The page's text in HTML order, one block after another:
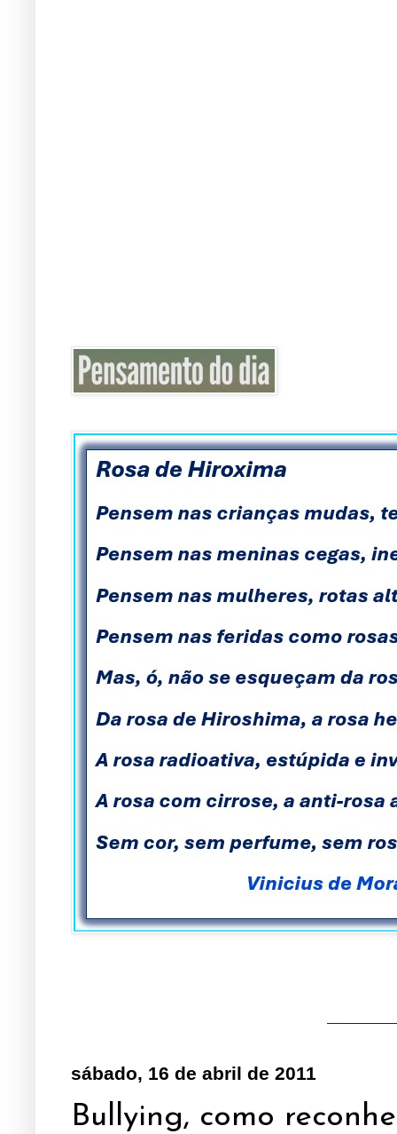
sábado, 16 de abril de 2011
Bullying, como